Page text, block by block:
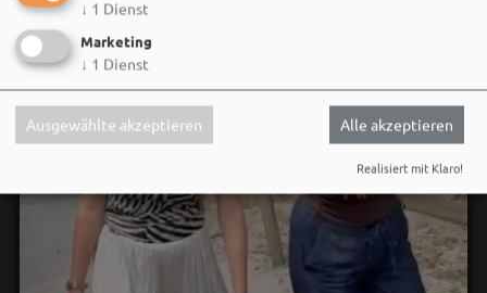
↓ 1 Dienst
Marketing
↓ 1 Dienst
Ausgewählte akzeptieren Alle akzeptieren
Realisiert mit Klaro!